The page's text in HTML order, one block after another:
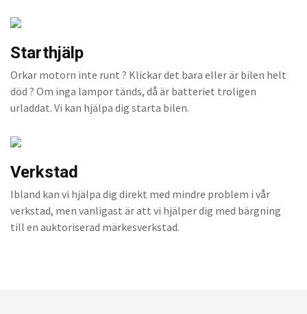
Starthjälp
Orkar motorn inte runt ? Klickar det bara eller är bilen helt
död ? Om inga lampor tänds, då är batteriet troligen
urladdat. Vi kan hjälpa dig starta bilen.
Verkstad
Ibland kan vi hjälpa dig direkt med mindre problem i vår
verkstad, men vanligast är att vi hjälper dig med bärgning
till en auktoriserad märkesverkstad.